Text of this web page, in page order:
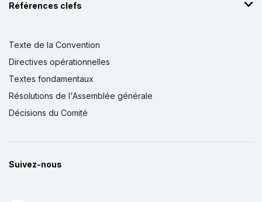
Références clefs
Texte de la Convention
Directives opérationnelles
Textes fondamentaux
Résolutions de l'Assemblée générale
Décisions du Comité
Suivez-nous